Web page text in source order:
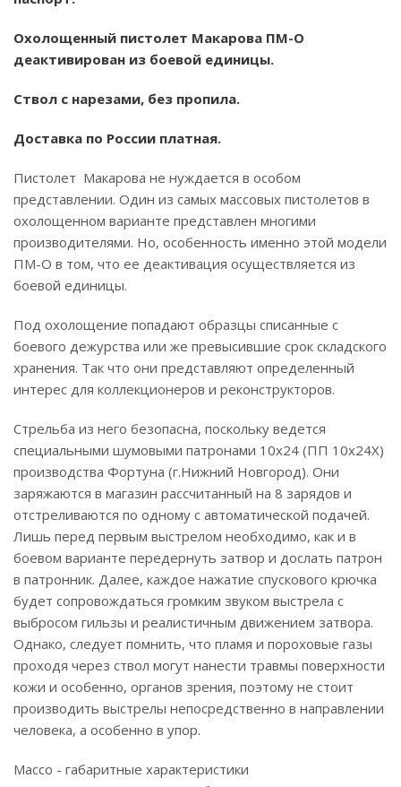
Охолощенный пистолет Макарова ПМ-О
деактивирован из боевой единицы.
Ствол с нарезами, без пропила.
Доставка по России платная.
Пистолет Макарова не нуждается в особом
представлении. Один из самых массовых пистолетов в
охолощенном варианте представлен многими
производителями. Но, особенность именно этой модели
ПМ-О в том, что ее деактивация осуществляется из
боевой единицы.
Под охолощение попадают образцы списанные с
боевого дежурства или же превысившие срок складского
хранения. Так что они представляют определенный
интерес для коллекционеров и реконструкторов.
Стрельба из него безопасна, поскольку ведется
специальными шумовыми патронами 10х24 (ПП 10х24Х)
производства Фортуна (г.Нижний Новгород). Они
заряжаются в магазин рассчитанный на 8 зарядов и
отстреливаются по одному с автоматической подачей.
Лишь перед первым выстрелом необходимо, как и в
боевом варианте передернуть затвор и дослать патрон
в патронник. Далее, каждое нажатие спускового крючка
будет сопровождаться громким звуком выстрела с
выбросом гильзы и реалистичным движением затвора.
Однако, следует помнить, что пламя и пороховые газы
проходя через ствол могут нанести травмы поверхности
кожи и особенно, органов зрения, поэтому не стоит
производить выстрелы непосредственно в направлении
человека, а особенно в упор.
Массо - габаритные характеристики